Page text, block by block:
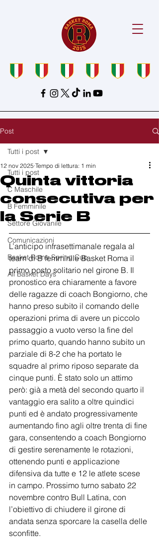
Post
Tutti i post
C Maschile
B Femminile
Settore Giovanile
Comunicazioni
Basket Roma Spring Cup
All Basket Days
Tutti i post
Quinta vittoria
consecutiva per
la Serie B
12 nov 2025 Tempo di lettura: 1 min
L’anticipo infrasettimanale regala al
team di B femminile Basket Roma il
primo posto solitario nel girone B. Il
pronostico era chiaramente a favore
delle ragazze di coach Bongiorno, che
hanno preso subito il comando delle
operazioni prima di avere un piccolo
passaggio a vuoto verso la fine del
primo quarto, quando hanno subito un
parziale di 8-2 che ha portato le
squadre al primo riposo separate da
cinque punti. È stato solo un attimo
però: già a metà del secondo quarto il
vantaggio era salito a oltre quindici
punti ed è andato progressivamente
aumentando fino agli oltre trenta di fine
gara, consentendo a coach Bongiorno
di gestire serenamente le rotazioni,
ottenendo punti e applicazione
difensiva da tutte e 12 le atlete scese
in campo. Prossimo turno sabato 22
novembre contro Bull Latina, con
l’obiettivo di chiudere il girone di
andata senza sporcare la casella delle
sconfitte.